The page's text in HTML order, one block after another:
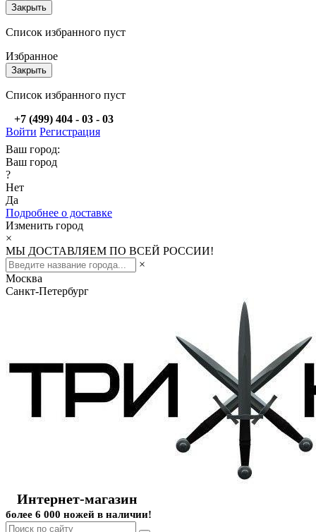
Закрыть
Список избранного пуст
Избранное
Закрыть
Список избранного пуст
+7 (499) 404 - 03 - 03
Войти Регистрация
Ваш город:
Ваш город
?
Нет
Да
Подробнее о доставке
Изменить город
×
МЫ ДОСТАВЛЯЕМ ПО ВСЕЙ РОССИИ!
×
Москва
Санкт-Петербург
Интернет-магазин
более 6 000 ножей в наличии!